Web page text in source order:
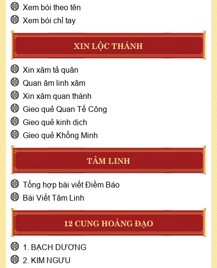
Xem bói theo tên
Xem bói chỉ tay
XIN LỘC THÁNH
Xin xăm tả quân
Quan âm linh xâm
Xin xăm quan thánh
Gieo quẻ Quan Tế Công
Gieo quẻ kinh dịch
Gieo quẻ Khổng Minh
TÂM LINH
Tổng hợp bài viết Điềm Báo
Bài Viết Tâm Linh
12 CUNG HOÀNG ĐẠO
1. BẠCH DƯƠNG
2. KIM NGƯU